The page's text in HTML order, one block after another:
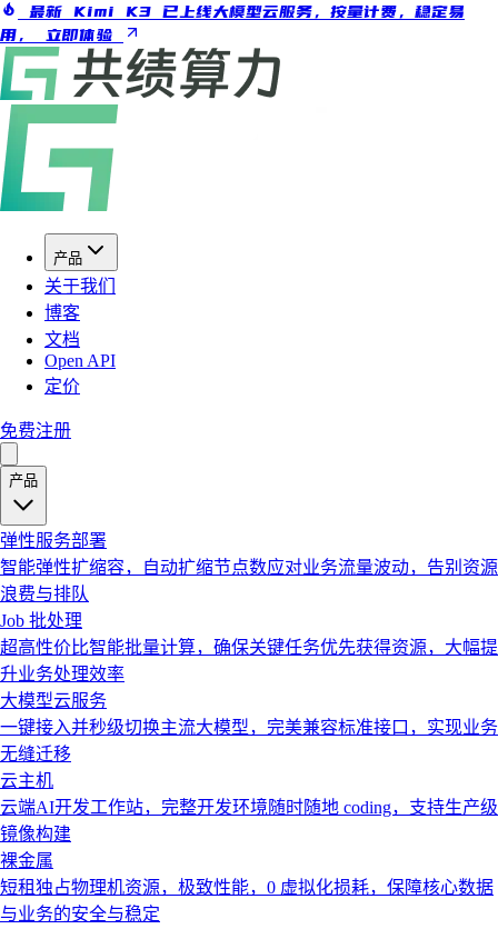
最新 Kimi K3 已上线大模型云服务，按量计费，稳定易
用， 立即体验
产品
关于我们
博客
文档
Open API
定价
免费注册
产品
弹性服务部署
智能弹性扩缩容，自动扩缩节点数应对业务流量波动，告别资源
浪费与排队
Job 批处理
超高性价比智能批量计算，确保关键任务优先获得资源，大幅提
升业务处理效率
大模型云服务
一键接入并秒级切换主流大模型，完美兼容标准接口，实现业务
无缝迁移
云主机
云端AI开发工作站，完整开发环境随时随地 coding，支持生产级
镜像构建
裸金属
短租独占物理机资源，极致性能，0 虚拟化损耗，保障核心数据
与业务的安全与稳定